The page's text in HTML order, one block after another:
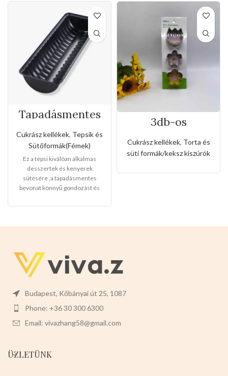
Tapadásmentes
forma(Kis méret)
Cukrász kellékek, Tepsik és
Sütőformák(Fémek)
Ez a tepsi kiválóan alkalmas
desszertek és kenyerek
sütésére ,a tapadásmentes
bevonat könnyű gondozást és
könnyen levehet,ez megkönnyíti
magas 7cm széles 2cm mély
3db-os
virág formájú
kiszúró készlet
Cukrász kellékek, Torta és
süti formák/keksz kiszúrók
Budapest, Kőbányai út 25, 1087
Phone: +36 30 300 6300
Email: vivazhang58@gmail.com
ÜZLETÜNK